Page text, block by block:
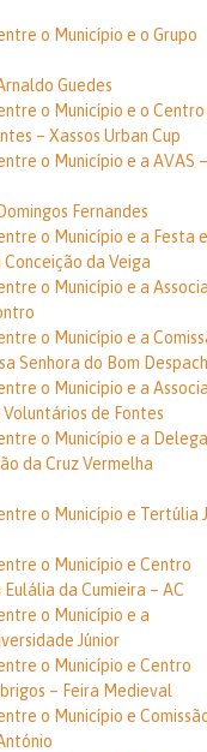
o Município e o Grupo
Guedes
o Município e o Centro
– Xassos Urban Cup
o Município e a AVAS –
Fernandes
o Município e a Festa
Conceição da Veiga
o Município e a
o Município e a
Senhora do Bom
o Município e a
de Fontes
o Município e a
da Cruz Vermelha
o Município e Tertúlia
o Município e Centro
da Cumieira – AC
o Município e a
Júnior
o Município e Centro
– Feira Medieval
o Município e